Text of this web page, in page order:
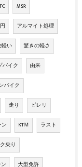
MSR
アルマイト処理
い 驚きの軽さ
バイク 由来
バイク
走り ピレリ
KTＭ ラスト
乗り
大型免許